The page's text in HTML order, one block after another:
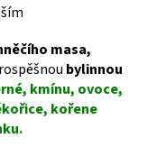
masa,
bylinnou
kmínu, ovoce,
kořene